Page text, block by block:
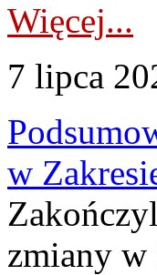
Więcej...
7 lipca
w
zmiany w